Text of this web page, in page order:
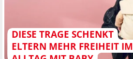
DIESE TRAGE SCHENKT
ELTERN MEHR FREIHEIT IM